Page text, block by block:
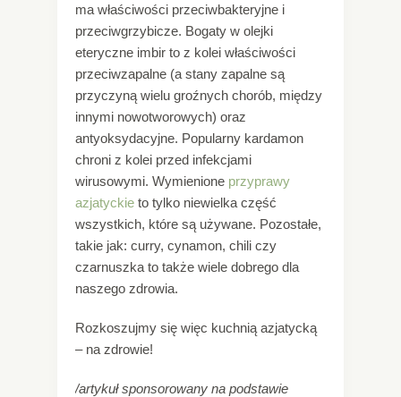
ma właściwości przeciwbakteryjne i
przeciwgrzybicze. Bogaty w olejki
eteryczne imbir to z kolei właściwości
przeciwzapalne (a stany zapalne są
przyczyną wielu groźnych chorób, między
innymi nowotworowych) oraz
antyoksydacyjne. Popularny kardamon
chroni z kolei przed infekcjami
wirusowymi. Wymienione przyprawy
azjatyckie to tylko niewielka część
wszystkich, które są używane. Pozostałe,
takie jak: curry, cynamon, chili czy
czarnuszka to także wiele dobrego dla
naszego zdrowia.
Rozkoszujmy się więc kuchnią azjatycką
– na zdrowie!
/artykuł sponsorowany na podstawie